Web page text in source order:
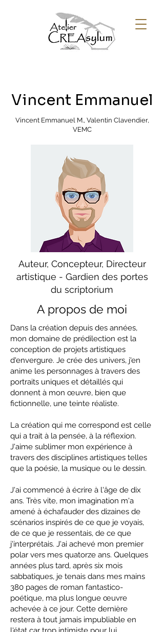
Vincent Emmanuel
Vincent Emmanuel M., Valentin Clavendier,
VEMC
Auteur, Concepteur, Directeur
artistique - Gardien des portes
du scriptorium
A propos de moi
Dans la création depuis des années,
mon domaine de prédilection est la
conception de projets artistiques
d'envergure. Je crée des univers, j'en
anime les personnages à travers des
portraits uniques et détaillés qui
donnent à mon œuvre, bien que
fictionnelle, une teinte réaliste.
La création qui me correspond est celle
qui a trait à la pensée, à la réflexion.
J'aime sublimer mon expérience à
travers des disciplines artistiques telles
que la poésie, la musique ou le dessin.
​J'ai commencé à écrire à l'âge de dix
ans. Très vite, mon imagination m'a
amené à échafauder des dizaines de
scénarios inspirés de ce que je voyais,
de ce que je ressentais, de ce que
j'interprétais. J'ai achevé mon premier
polar vers mes quatorze ans. Quelques
années plus tard, après six mois
sabbatiques, je tenais dans mes mains
380 pages de roman fantastico-
poétique, ma plus longue œuvre
achevée à ce jour. Cette dernière
restera à tout jamais impubliable en